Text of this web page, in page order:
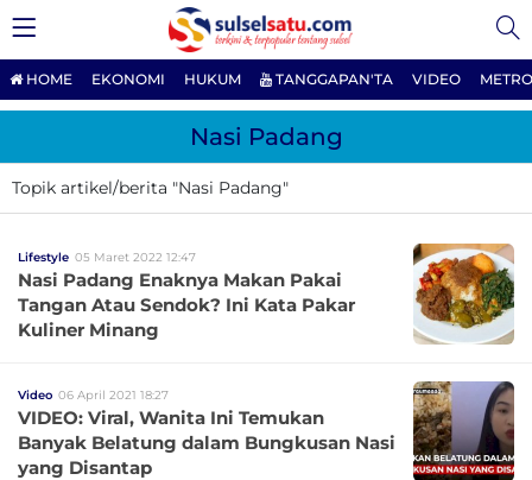
HOME EKONOMI HUKUM TANGGAPAN'TA VIDEO
Nasi Padang
Topik artikel/berita "Nasi Padang"
Lifestyle 05 Maret 2022 12:47
Nasi Padang Enaknya Makan Pakai
Tangan Atau Sendok? Ini Kata Pakar
Kuliner Minang
Video 06 April 2021 18:27
VIDEO: Viral, Wanita Ini Temukan
Banyak Belatung dalam Bungkusan Nasi
yang Disantap